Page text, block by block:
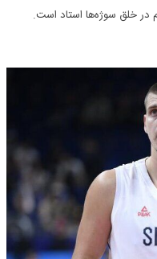
در خلق سوژه‌ها استاد است.